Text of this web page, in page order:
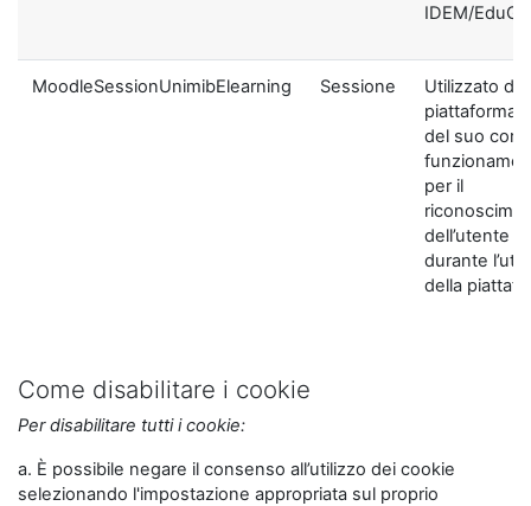
IDEM/
MoodleSessionUnimibElearning Sessione
Utilizzato
piattaforma
del suo
per il
dell’utente
durante
della
Come disabilitare i cookie
Per disabilitare tutti i cookie:
a. È possibile negare il consenso all’utilizzo dei cookie
selezionando l'impostazione appropriata sul proprio